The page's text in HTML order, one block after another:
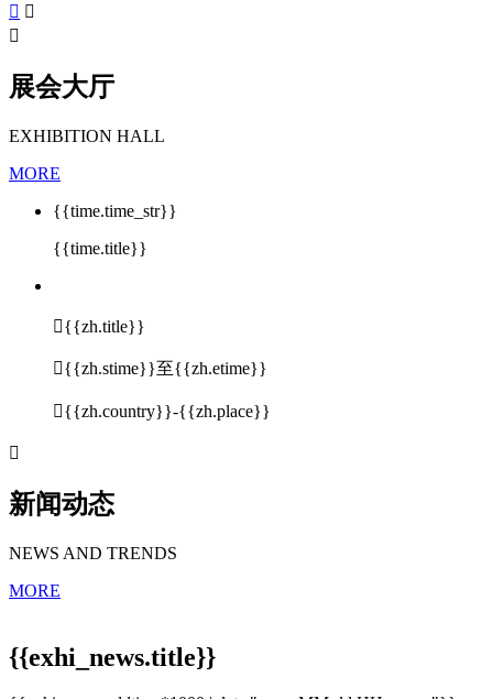
 

展会大厅
EXHIBITION HALL
MORE
{{time.time_str}}
{{time.title}}
{{zh.title}}
{{zh.stime}}至{{zh.etime}}
{{zh.country}}-{{zh.place}}

新闻动态
NEWS AND TRENDS
MORE
{{exhi_news.title}}